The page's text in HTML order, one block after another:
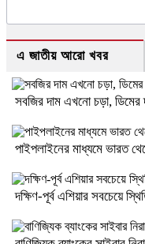
এ জাতীয় আরো খবর
সবজির দাম এখনো চড়া, ডিমের
পাইপলাইনের মাধ্যমে ভারত
দক্ষিণ-পূর্ব এশিয়ার সবচেয়ে